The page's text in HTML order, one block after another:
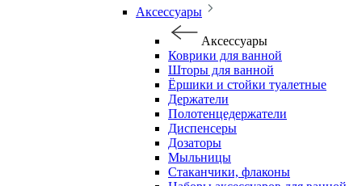
Аксессуары
Аксессуары
Коврики для ванной
Шторы для ванной
Ёршики и стойки туалетные
Держатели
Полотенцедержатели
Диспенсеры
Дозаторы
Мыльницы
Стаканчики, флаконы